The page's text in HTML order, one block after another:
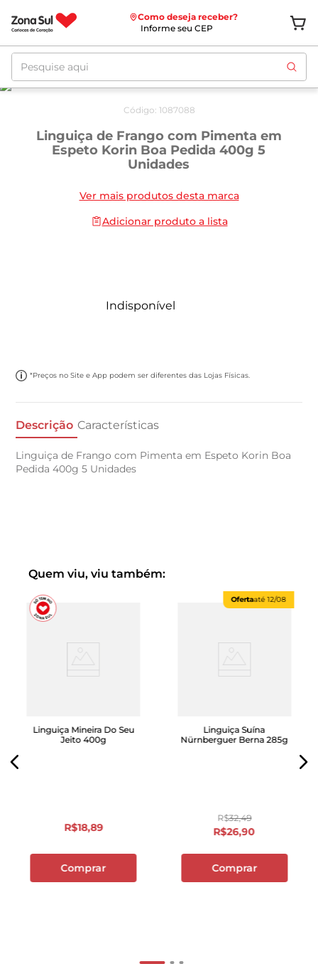
Como deseja receber?
Informe seu CEP
Pesquise aqui
Código: 1087088
Linguiça de Frango com Pimenta em
Espeto Korin Boa Pedida 400g 5
Unidades
Ver mais produtos desta marca
Adicionar produto a lista
Indisponível
*Preços no Site e App podem ser diferentes das Lojas Físicas.
Descrição Características
Linguiça de Frango com Pimenta em Espeto Korin Boa
Pedida 400g 5 Unidades
Quem viu, viu também:
Linguiça Mineira Do Seu
Jeito 400g
R$18,89
Comprar
Ofertaaté12/08
Linguiça Suína
Nürnberguer Berna 285g
R$32,49
R$26,90
Comprar